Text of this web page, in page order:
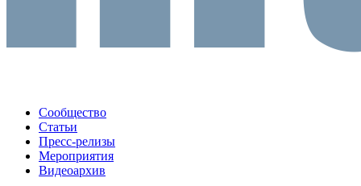
Сообщество
Статьи
Пресс-релизы
Мероприятия
Видеоархив